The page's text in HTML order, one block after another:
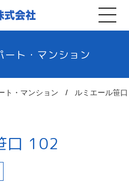
ト・マンション
ト・マンション ルミエール笹口
口 102